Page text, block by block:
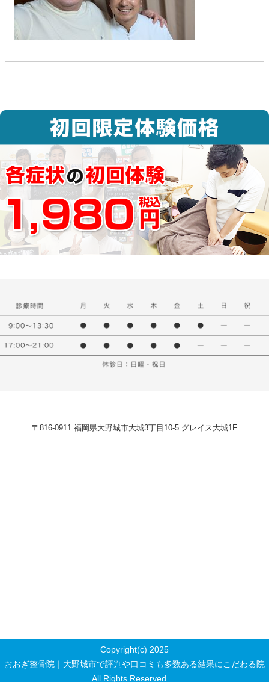
〒816-0911 福岡県大野城市大城3丁目10-5 グレイス大城1F
Copyright(c) 2025
おおぎ整骨院｜大野城市で評判や口コミも多数ある結果にこだわる院
All Rights Reserved.